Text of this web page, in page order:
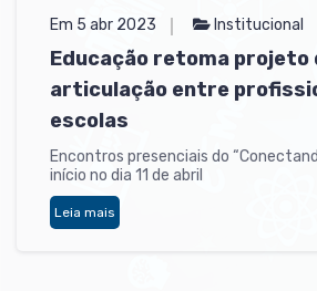
Em 5 abr 2023 Institucional
Educação retoma projeto
articulação entre
escolas
Encontros presenciais do
início no dia 11 de abril
Leia mais